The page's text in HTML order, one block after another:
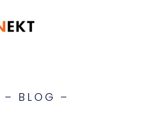
– BLOG –